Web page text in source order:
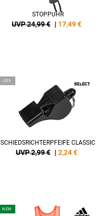
STOPPUHR
UVP 24,99 € | 17,49€
-25%
SCHIEDSRICHTERPFEIFE CLASSIC
UVP 2,99 € | 2,24€
NEW